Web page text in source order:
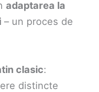
adaptarea la
– un proces de
clasic:
distincte